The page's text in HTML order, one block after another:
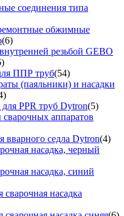
соединения типа
обжимные
(6)
резьбой GEBO
ППР труб(54)
(паяльники) и насадки
PPR труб Dytron(5)
аппаратов
вварного седла Dytron(4)
насадка, черный
насадка, синий
сварочная насадка